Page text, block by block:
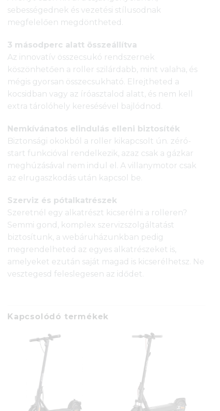
sebességednek és vezetési stílusodnak
megfelelően megdöntheted.
3 másodperc alatt összeállítva
Az innovatív összecsukó rendszernek
köszönhetően a roller szilárdabb, mint valaha, és
mégis gyorsan összecsukható. Elrejtheted a
kocsidban vagy az íróasztalod alatt, és nem kell
extra tárolóhely keresésével bajlódnod.
Nemkívánatos elindulás elleni biztosíték
Biztonsági okokból a roller kikapcsolt ún. zéró-
start funkcióval rendelkezik, azaz csak a gázkar
meghúzásával nem indul el. A villanymotor csak
az elrugaszkodás után kapcsol be.
Szerviz és pótalkatrészek
Szeretnél egy alkatrészt kicserélni a rolleren?
Semmi gond, komplex szervizszolgáltatást
biztosítunk, a webáruházunkban pedig
megrendelheted az egyes alkatrészeket is,
amelyeket ezután saját magad is kicserélhetsz. Ne
vesztegesd feleslegesen az idődet.
Kapcsolódó termékek